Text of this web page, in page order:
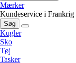
Mærker
Kundeservice i Frankrig
Søg
Kugler
Sko
Tøj
Tasker